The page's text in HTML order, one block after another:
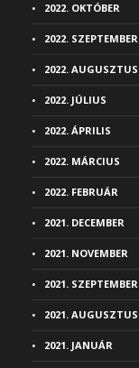
2022. OKTÓBER
2022. SZEPTEMBER
2022. AUGUSZTUS
2022. JÚLIUS
2022. ÁPRILIS
2022. MÁRCIUS
2022. FEBRUÁR
2021. DECEMBER
2021. NOVEMBER
2021. SZEPTEMBER
2021. AUGUSZTUS
2021. JANUÁR